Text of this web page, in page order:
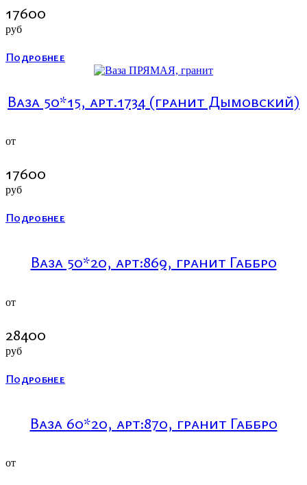
17600
руб
Подробнее
Ваза 50*15, арт.1734 (гранит Дымовский)
от
17600
руб
Подробнее
Ваза 50*20, арт:869, гранит Габбро
от
28400
руб
Подробнее
Ваза 60*20, арт:870, гранит Габбро
от